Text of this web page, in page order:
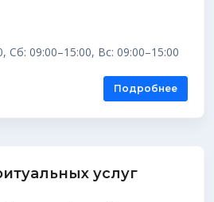
Сб: 09:00–15:00, Вс: 09:00–15:00
Подробнее
услуг